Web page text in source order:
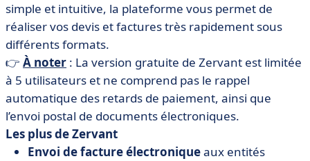
simple et intuitive, la plateforme vous permet de
réaliser vos devis et factures très rapidement sous
différents formats.
👉 À noter : La version gratuite de Zervant est limitée
à 5 utilisateurs et ne comprend pas le rappel
automatique des retards de paiement, ainsi que
l’envoi postal de documents électroniques.
Les plus de Zervant
Envoi de facture électroniqueaux entités